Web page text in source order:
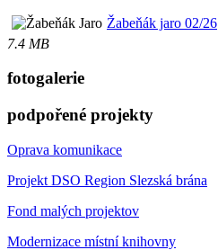
Žabeňák jaro 02/26
7.4 MB
fotogalerie
podpořené projekty
Oprava komunikace
Projekt DSO Region Slezská brána
Fond malých projektov
Modernizace místní knihovny